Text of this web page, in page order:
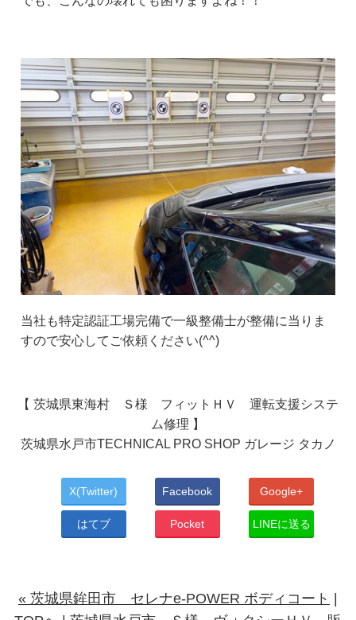
当社も特定認証工場完備で一級整備士が整備に当りま
すので安心してご依頼ください(^^)
【 茨城県東海村 Ｓ様 フィットＨＶ 運転支援システ
ム修理 】
茨城県水戸市TECHNICAL PRO SHOP ガレージ タカノ
X(Twitter) Facebook Google+
はてブ Pocket LINEに送る
« 茨城県鉾田市 セレナe-POWER ボディコート